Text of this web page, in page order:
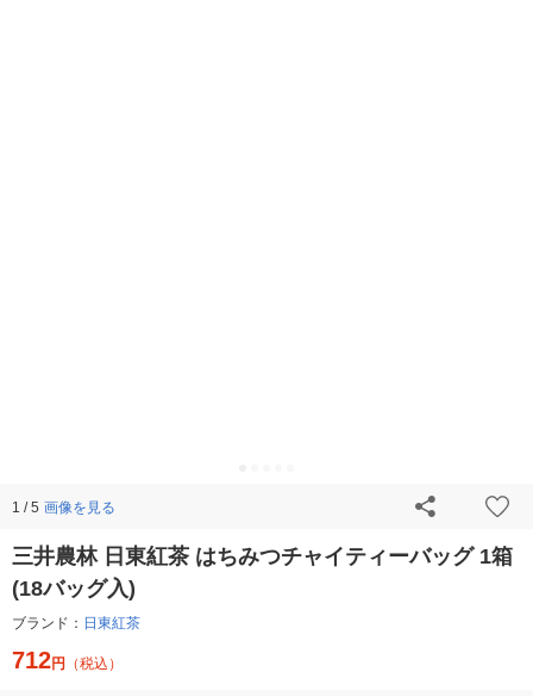
1 / 5 画像を見る
三井農林 日東紅茶 はちみつチャイティーバッグ 1箱
(18バッグ入)
ブランド： 日東紅茶
712円 （税込）